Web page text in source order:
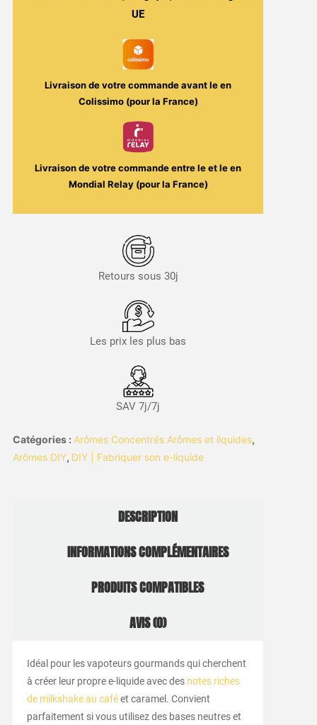
UE
Livraison de votre commande avant leen
Colissimo (pour la France)
Livraison de votre commande entre leet leen
Mondial Relay (pour la France)
Retours sous 30j
Les prix les plus bas
SAV 7j/7j
Catégories : Arômes Concentrés Arômes et liquides,
Arômes DIY, DIY | Fabriquer son e-liquide
DESCRIPTION
INFORMATIONS COMPLÉMENTAIRES
PRODUITS COMPATIBLES
AVIS (0)
Idéal pour les vapoteurs gourmands qui cherchent
à créer leur propre e-liquide avec des notes riches
de milkshake au caféet caramel. Convient
parfaitement si vous utilisez des bases neutres et